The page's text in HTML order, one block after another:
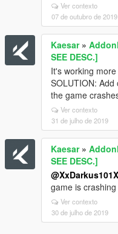
Ver contexto
07 de outubro de 2019
Kaesar»
SEE DESC.]
It's working
SOLUTION:
the game
Ver contexto
31 de julho de 2019
Kaesar»
SEE DESC.]
game is
Ver contexto
30 de julho de 2019